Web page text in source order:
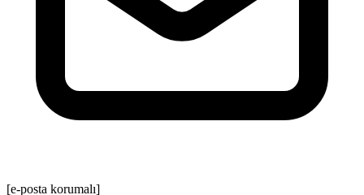
[e-posta korumalı]